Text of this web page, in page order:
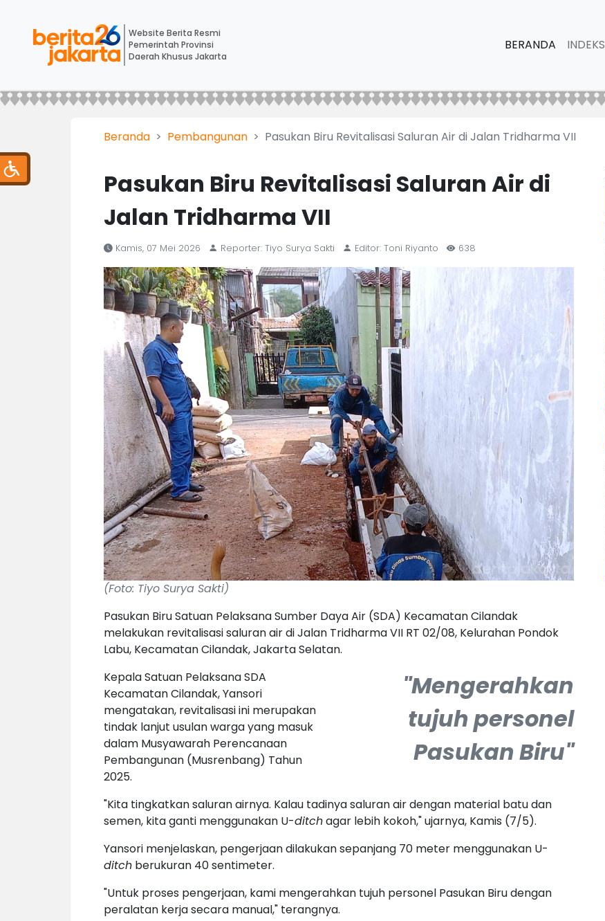
Website Berita Resmi
Pemerintah Provinsi
Daerah Khusus Jakarta
BERANDA INDEKS
Beranda Pembangunan Pasukan Biru Revitalisasi Saluran Air di Jalan Tridharma VII
Pasukan Biru Revitalisasi Saluran Air di
Jalan Tridharma VII
Kamis, 07 Mei 2026 Reporter: Tiyo Surya Sakti Editor: Toni Riyanto 638
(Foto: Tiyo Surya Sakti)
Pasukan Biru Satuan Pelaksana Sumber Daya Air (SDA) Kecamatan Cilandak
melakukan revitalisasi saluran air di Jalan Tridharma VII RT 02/08, Kelurahan Pondok
Labu, Kecamatan Cilandak, Jakarta Selatan.
"Mengerahkan
tujuh personel
Pasukan Biru"
Kepala Satuan Pelaksana SDA
Kecamatan Cilandak, Yansori
mengatakan, revitalisasi ini merupakan
tindak lanjut usulan warga yang masuk
dalam Musyawarah Perencanaan
Pembangunan (Musrenbang) Tahun
2025.
"Kita tingkatkan saluran airnya. Kalau tadinya saluran air dengan material batu dan
semen, kita ganti menggunakan U-ditchagar lebih kokoh," ujarnya, Kamis (7/5).
Yansori menjelaskan, pengerjaan dilakukan sepanjang 70 meter menggunakan U-
ditch berukuran 40 sentimeter.
"Untuk proses pengerjaan, kami mengerahkan tujuh personel Pasukan Biru dengan
peralatan kerja secara manual," terangnya.